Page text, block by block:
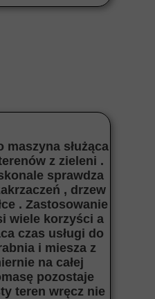
maszyna służąca
z zieleni .
sprawdza
, drzew
. Zastosowanie
wiele korzyści a
czas usługi do
i miesza z
na całej
pozostaje
teren wręcz nie